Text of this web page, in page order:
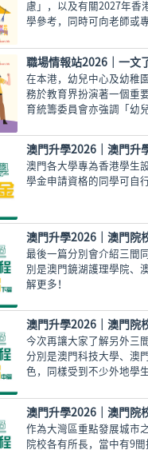
慮」，以及有關2027年香
學參考，同時可向老師或
在本港，幼兒中心及幼稚
務於教育界扮演著一個重
育統籌委員會亦強調「幼
要階段」。從事幼兒教育
童的需要與教學理論結合
澳門升學2026｜澳門升
澳門各大學專為香港學生
學金申請資格的同學可自
澳門升學2026｜澳門院
最後一篇分別會介紹三間
別是澳門鏡湖護理學院、
解更多！
澳門升學2026｜澳門院
今次再讓大家了解另外三
分別是澳門科技大學、澳
色，同樣受到不少外地學
澳門升學2026｜澳門院
作為大灣區重點發展城市
院校各有所長，當中有9